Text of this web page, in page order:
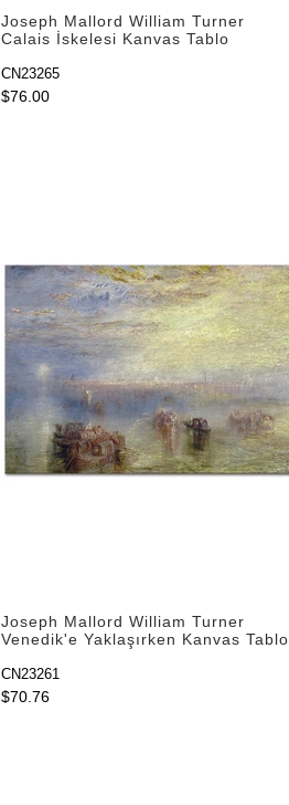
Joseph Mallord William Turner
Calais İskelesi Kanvas Tablo
CN23265
$76.00
Joseph Mallord William Turner
Venedik'e Yaklaşırken Kanvas Tablo
CN23261
$70.76